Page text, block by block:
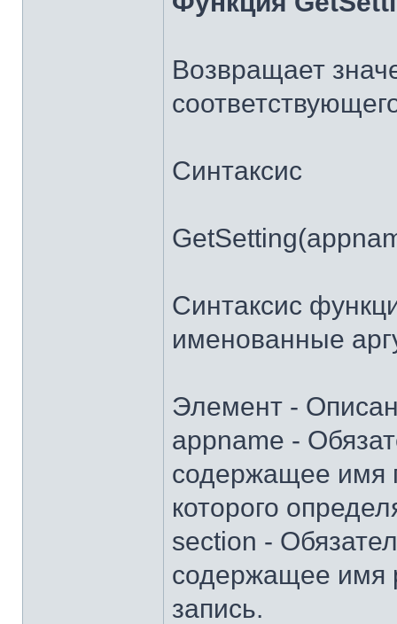
Возвращает
Синтаксис
Синтаксис
именованные
Элемент -
appname -
содержащее имя
которого
section -
содержащее имя
запись.